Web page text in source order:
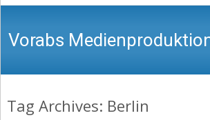
Vorabs
Nachrichten, Texte,
Tag Archives: Berlin